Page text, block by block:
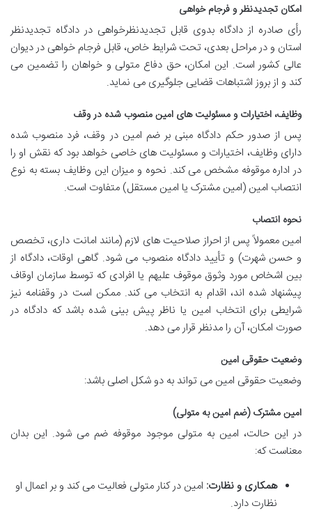
امکان تجدیدنظر و فرجام خواهی
رأی صادره از دادگاه بدوی قابل تجدیدنظرخواهی در دادگاه تجدیدنظر
استان و در مراحل بعدی، تحت شرایط خاص، قابل فرجام خواهی در دیوان
عالی کشور است. این امکان، حق دفاع متولی و خواهان را تضمین می
کند و از بروز اشتباهات قضایی جلوگیری می نماید.
وظایف، اختیارات و مسئولیت های امین منصوب شده در وقف
پس از صدور حکم دادگاه مبنی بر ضم امین در وقف، فرد منصوب شده
دارای وظایف، اختیارات و مسئولیت های خاصی خواهد بود که نقش او را
در اداره موقوفه مشخص می کند. نحوه و میزان این وظایف بسته به نوع
انتصاب امین (امین مشترک یا امین مستقل) متفاوت است.
نحوه انتصاب
امین معمولاً پس از احراز صلاحیت های لازم (مانند امانت داری، تخصص
و حسن شهرت) و تأیید دادگاه منصوب می شود. گاهی اوقات، دادگاه از
بین اشخاص مورد وثوق موقوف علیهم یا افرادی که توسط سازمان اوقاف
پیشنهاد شده اند، اقدام به انتخاب می کند. ممکن است در وقفنامه نیز
شرایطی برای انتخاب امین یا ناظر پیش بینی شده باشد که دادگاه در
صورت امکان، آن را مدنظر قرار می دهد.
وضعیت حقوقی امین
وضعیت حقوقی امین می تواند به دو شکل اصلی باشد:
امین مشترک (ضم امین به متولی)
در این حالت، امین به متولی موجود موقوفه ضم می شود. این بدان
معناست که:
همکاری و نظارت: امین در کنار متولی فعالیت می کند و بر اعمال او
نظارت دارد.